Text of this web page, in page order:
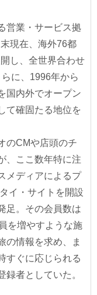
営業・サービス拠
現在、海外76都
し、全世界合わせ
に、1996年から
国内外でオープン
て確固たる地位を
のCMや店頭のチ
、ここ数年特に注
メディアによるプ
イ・サイトを開設
足。その会員数は
を増やすような施
の情報を求め、ま
すぐに応じられる
録者としていた。